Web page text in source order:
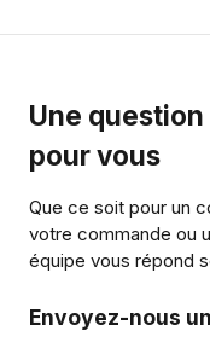
Une question
pour vous
Que ce soit pour un
votre commande ou
équipe vous répond
Envoyez-nous